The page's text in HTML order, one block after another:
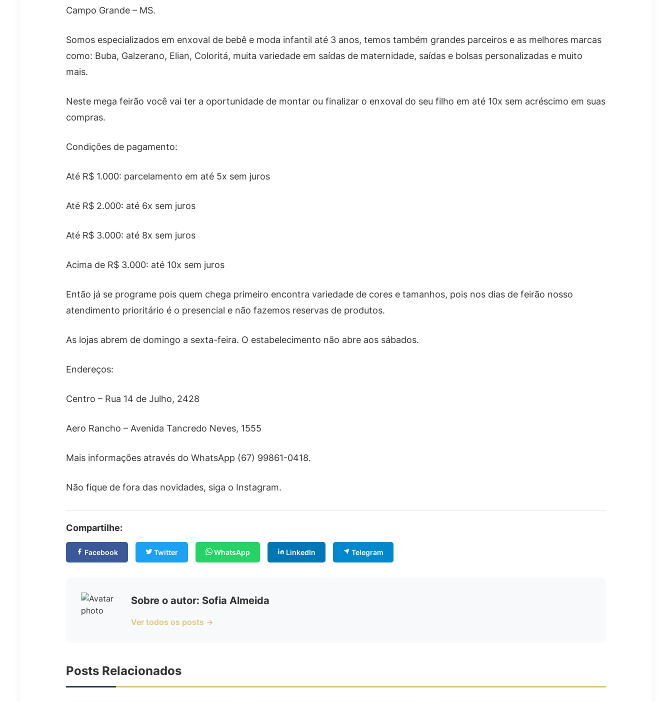
Campo Grande – MS.
Somos especializados em enxoval de bebê e moda infantil até 3 anos, temos também grandes parceiros e as melhores marcas
como: Buba, Galzerano, Elian, Coloritá, muita variedade em saídas de maternidade, saídas e bolsas personalizadas e muito
mais.
Neste mega feirão você vai ter a oportunidade de montar ou finalizar o enxoval do seu filho em até 10x sem acréscimo em suas
compras.
Condições de pagamento:
Até R$ 1.000: parcelamento em até 5x sem juros
Até R$ 2.000: até 6x sem juros
Até R$ 3.000: até 8x sem juros
Acima de R$ 3.000: até 10x sem juros
Então já se programe pois quem chega primeiro encontra variedade de cores e tamanhos, pois nos dias de feirão nosso
atendimento prioritário é o presencial e não fazemos reservas de produtos.
As lojas abrem de domingo a sexta-feira. O estabelecimento não abre aos sábados.
Endereços:
Centro – Rua 14 de Julho, 2428
Aero Rancho – Avenida Tancredo Neves, 1555
Mais informações através do WhatsApp (67) 99861-0418.
Não fique de fora das novidades, siga o Instagram.
Compartilhe:
Facebook Twitter WhatsApp LinkedIn Telegram
Sobre o autor: Sofia Almeida
Ver todos os posts →
Posts Relacionados